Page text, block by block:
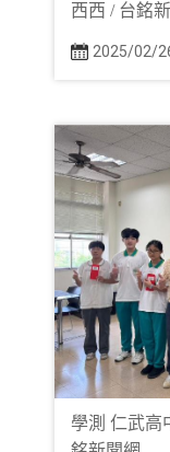
西西 / 台銘
2025/02/
學測 仁武高